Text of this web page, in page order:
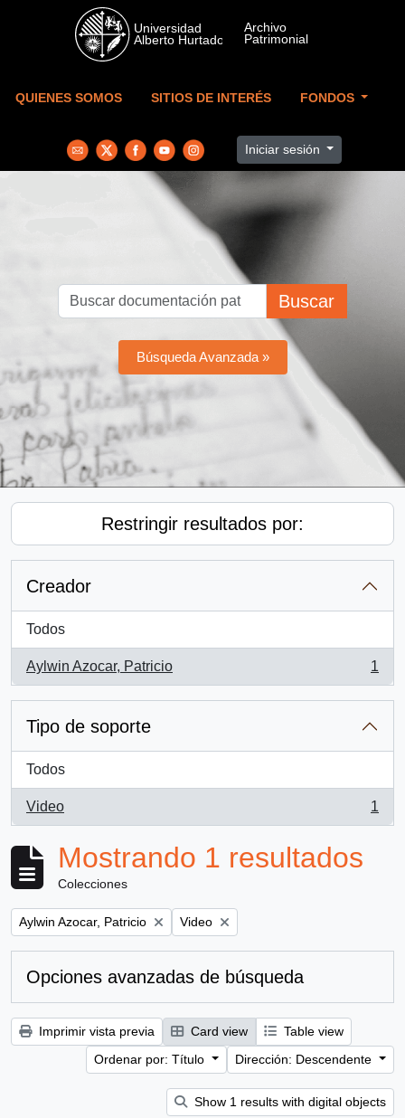
Skip to main content
QUIENES SOMOS SITIOS DE INTERÉS FONDOS
Iniciar sesión
Buscar
Búsqueda Avanzada »
Restringir resultados por:
Creador
Todos
Aylwin Azocar, Patricio
, 1 resultados
1
Tipo de soporte
Todos
Video
, 1 resultados
1
Mostrando 1 resultados
Colecciones
Remove filter:
Aylwin Azocar, Patricio Remove filter:
Video
Opciones avanzadas de búsqueda
Imprimir vista previa Card view
Table view
Ordenar por: Título
Dirección: Descendente
Show 1 results with digital objects